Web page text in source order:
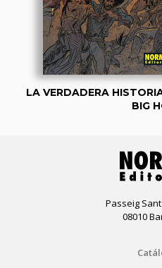
LA VERDADERA
BIG
Passeig
08010